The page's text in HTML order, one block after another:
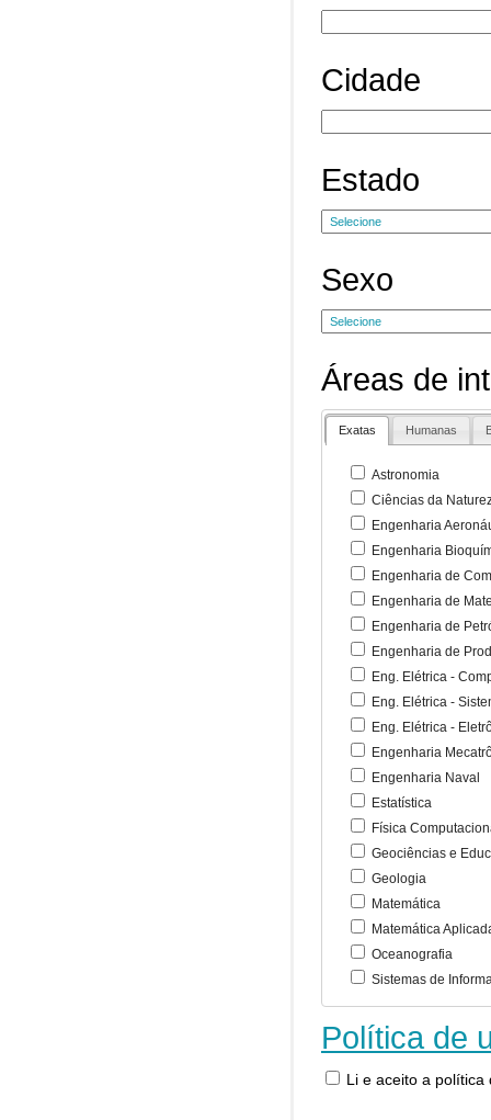
Cidade
Estado
Sexo
Áreas de
Exatas Humanas
Astronomia
Ciências da
Engenharia
Engenharia
Engenharia de
Engenharia de
Engenharia de
Engenharia de
Eng. Elétrica -
Eng. Elétrica -
Eng. Elétrica -
Engenharia
Engenharia Naval
Estatística
Física
Geociências e
Geologia
Matemática
Matemática
Oceanografia
Sistemas de
Política de
Li e aceito a política